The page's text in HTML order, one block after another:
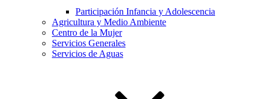
Participación Infancia y Adolescencia
Agricultura y Medio Ambiente
Centro de la Mujer
Servicios Generales
Servicios de Aguas